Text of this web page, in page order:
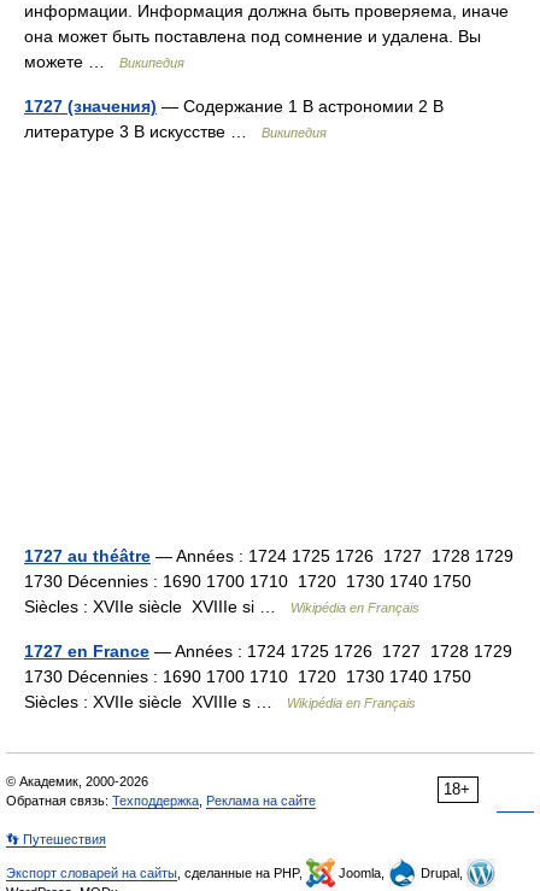
информации. Информация должна быть проверяема, иначе
она может быть поставлена под сомнение и удалена. Вы
можете …
Википедия
1727 (значения) — Содержание 1 В астрономии 2 В
литературе 3 В искусстве …
Википедия
1727 au théâtre — Années : 1724 1725 1726 1727 1728 1729
1730 Décennies : 1690 1700 1710 1720 1730 1740 1750
Siècles : XVIIe siècle XVIIIe si …
Wikipédia en Français
1727 en France — Années : 1724 1725 1726 1727 1728 1729
1730 Décennies : 1690 1700 1710 1720 1730 1740 1750
Siècles : XVIIe siècle XVIIIe s …
Wikipédia en Français
18+
© Академик, 2000-2026
Обратная связь: Техподдержка Реклама на сайте
👣 Путешествия
Экспорт словарей на сайты , сделанные на PHP, Joomla,
Drupal,